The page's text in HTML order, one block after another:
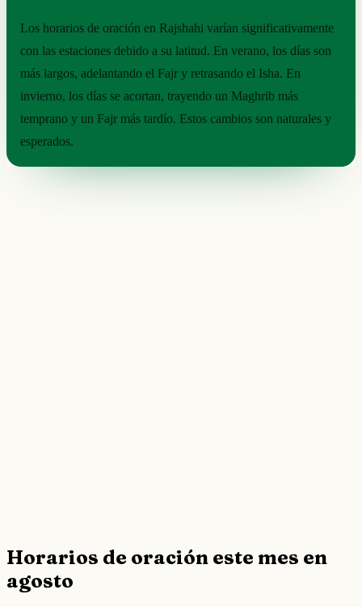
Los horarios de oración en Rajshahi varían significativamente
con las estaciones debido a su latitud. En verano, los días son
más largos, adelantando el Fajr y retrasando el Isha. En
invierno, los días se acortan, trayendo un Maghrib más
temprano y un Fajr más tardío. Estos cambios son naturales y
esperados.
Horarios de oración este mes en
agosto